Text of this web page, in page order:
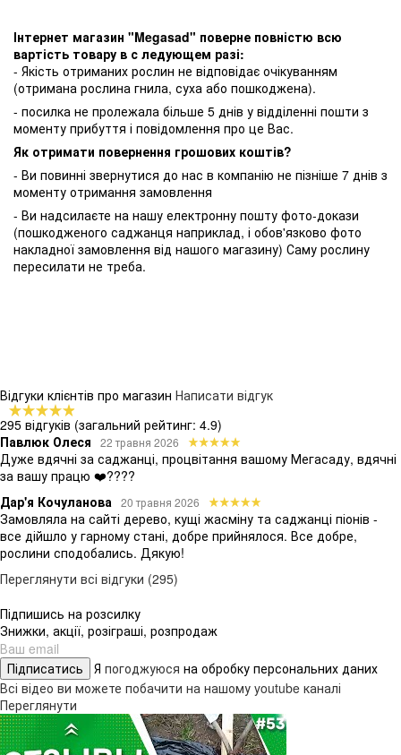
Інтернет магазин "Megasad" поверне повністю всю
вартість товару в с ледующем разі:
- Якість отриманих рослин не відповідає очікуванням
(отримана рослина гнила, суха або пошкоджена).
- посилка не пролежала більше 5 днів у відділенні пошти з
моменту прибуття і повідомлення про це Вас.
Як отримати повернення грошових коштів?
- Ви повинні звернутися до нас в компанію не пізніше 7 днів з
моменту отримання замовлення
- Ви надсилаєте на нашу електронну пошту фото-докази
(пошкодженого саджанця наприклад, і обов'язково фото
накладної замовлення від нашого магазину) Саму рослину
пересилати не треба.
Відгуки клієнтів про магазин Написати відгук
295 відгуків (загальний рейтинг: 4.9)
Павлюк Олеся
22 травня 2026
Дуже вдячні за саджанці, процвітання вашому Мегасаду, вдячні
за вашу працю ❤️????
Дар'я Кочуланова
20 травня 2026
Замовляла на сайті дерево, кущі жасміну та саджанці піонів -
все дійшло у гарному стані, добре прийнялося. Все добре,
рослини сподобались. Дякую!
Переглянути всі відгуки (295)
Підпишись на розсилку
Знижки, акції, розіграші, розпродаж
Підписатись Я погоджуюся на обробку персональних даних
Всі відео ви можете побачити на нашому youtube каналі
Переглянути